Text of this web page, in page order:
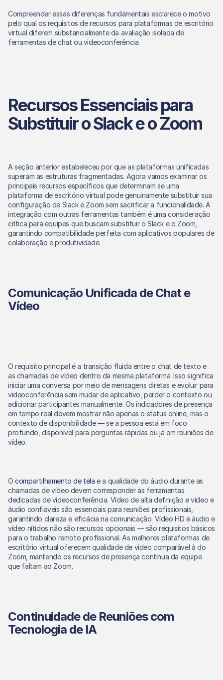
Compreender essas diferenças fundamentais esclarece o motivo
pelo qual os requisitos de recursos para plataformas de escritório
virtual diferem substancialmente da avaliação isolada de
ferramentas de chat ou videoconferência.
Recursos Essenciais para
Substituir o Slack e o Zoom
A seção anterior estabeleceu por que as plataformas unificadas
superam as estruturas fragmentadas. Agora vamos examinar os
principais recursos específicos que determinam se uma
plataforma de escritório virtual pode genuinamente substituir sua
configuração de Slack e Zoom sem sacrificar a funcionalidade. A
integração com outras ferramentas também é uma consideração
crítica para equipes que buscam substituir o Slack e o Zoom,
garantindo compatibilidade perfeita com aplicativos populares de
colaboração e produtividade.
Comunicação Unificada de Chat e
Vídeo
O requisito principal é a transição fluida entre o chat de texto e
as chamadas de vídeo dentro da mesma plataforma. Isso significa
iniciar uma conversa por meio de mensagens diretas e evoluir para
videoconferência sem mudar de aplicativo, perder o contexto ou
adicionar participantes manualmente. Os indicadores de presença
em tempo real devem mostrar não apenas o status online, mas o
contexto de disponibilidade — se a pessoa está em foco
profundo, disponível para perguntas rápidas ou já em reuniões de
vídeo.
O compartilhamento de tela e a qualidade do áudio durante as
chamadas de vídeo devem corresponder às ferramentas
dedicadas de videoconferência. Vídeo de alta definição e vídeo e
áudio confiáveis são essenciais para reuniões profissionais,
garantindo clareza e eficácia na comunicação. Vídeo HD e áudio e
vídeo nítidos não são recursos opcionais — são requisitos básicos
para o trabalho remoto profissional. As melhores plataformas de
escritório virtual oferecem qualidade de vídeo comparável à do
Zoom, mantendo os recursos de presença contínua da equipe
que faltam ao Zoom.
Continuidade de Reuniões com
Tecnologia de IA